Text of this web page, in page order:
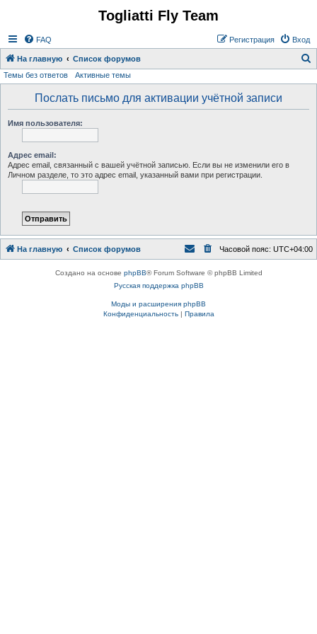
Togliatti Fly Team
FAQ Вход
Регистрация
На главную Список форумов
Темы без ответов Активные темы
Послать письмо для активации учётной записи
Имя пользователя:
Адрес email:
Адрес email, связанный с вашей учётной записью. Если вы не изменили его в
Личном разделе, то это адрес email, указанный вами при регистрации.
На главную Список форумов Часовой пояс: UTC+04:00
Создано на основе phpBB® Forum Software © phpBB Limited
Русская поддержка phpBB
Моды и расширения phpBB
Конфиденциальность| Правила